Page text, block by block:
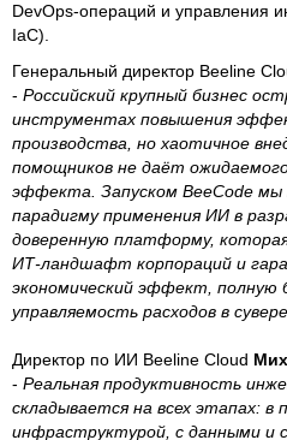
DevOps-операций и управления
IaC).
Генеральный директор Beeline
- Российский крупный бизнес
инструментах повышения
производства, но хаотичное
помощников не даёт
эффекта. Запуском BeeCode
парадигму применения ИИ в
доверенную платформу,
ИТ-ландшафт корпораций и
экономический эффект, полную
управляемость расходов в
Директор по ИИ Beeline Cloud
- Реальная продуктивность
складывается на всех этапах: в
инфраструктурой, с данными и